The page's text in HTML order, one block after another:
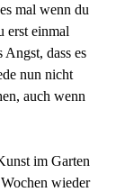
mal wenn du
erst einmal
Angst, dass es
nun nicht
auch wenn
im Garten
wieder